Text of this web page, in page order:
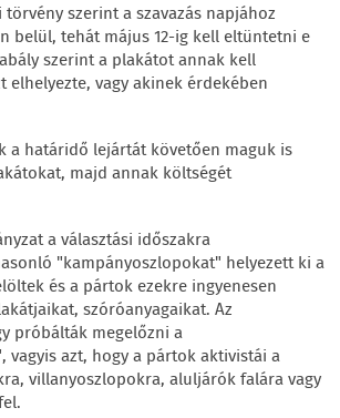
szerint a szavazás napjához
belül, tehát május 12-ig kell eltüntetni e
szerint a plakátot annak kell
elhelyezte, vagy akinek érdekében
a határidő lejártát követően maguk is
majd annak költségét
a választási időszakra
"kampányoszlopokat" helyezett ki a
és a pártok ezekre ingyenesen
szóróanyagaikat. Az
próbálták megelőzni a
vagyis azt, hogy a pártok aktivistái a
villanyoszlopokra, aluljárók falára vagy